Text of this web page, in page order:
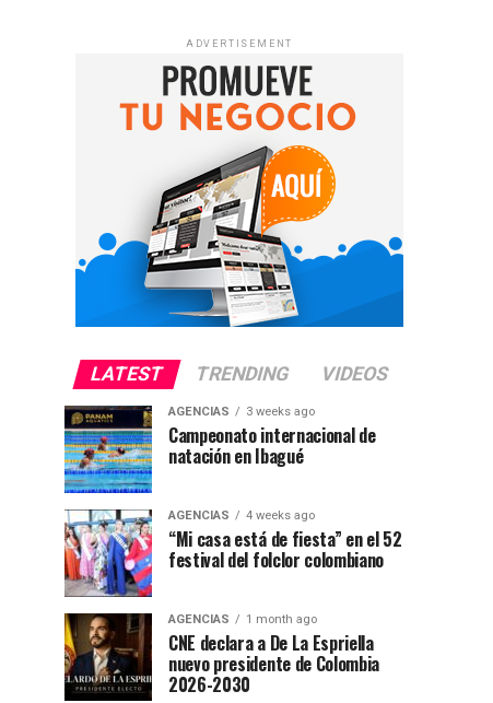
ADVERTISEMENT
LATEST TRENDING VIDEOS
AGENCIAS 3 weeks ago
Campeonato internacional de
natación en Ibagué
AGENCIAS 4 weeks ago
“Mi casa está de fiesta” en el 52
festival del folclor colombiano
AGENCIAS 1 month ago
CNE declara a De La Espriella
nuevo presidente de Colombia
2026-2030